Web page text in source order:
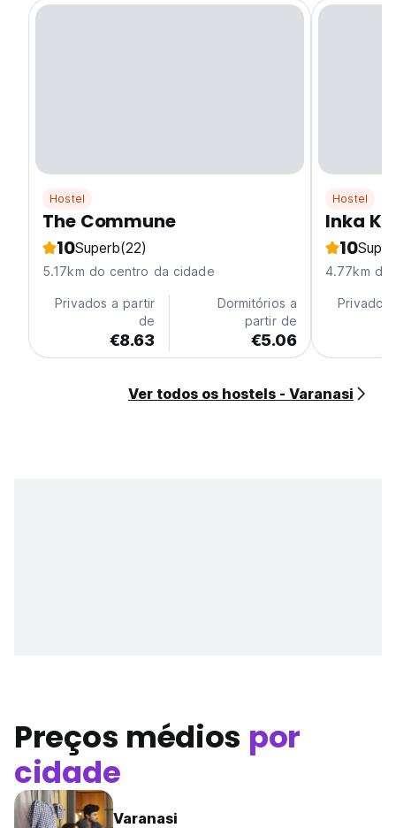
Hostel
The Commune
10Superb(22)
5.17km do centro da cidade
Privados a partir
de
€8.63
Dormitórios a
partir de
€5.06
Hostel
Inka
10
4.77km do
Privados
Ver todos os hostels - Varanasi
Preços médios por
cidade
Varanasi